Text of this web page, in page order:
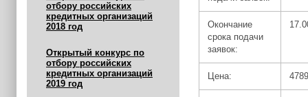
отбору российских
кредитных организаций
2018 год
Открытый конкурс по
отбору российских
кредитных организаций
2019 год
Окончание
срока подачи
заявок:
Цена: